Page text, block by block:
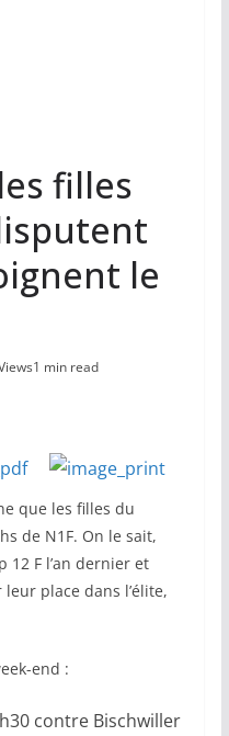
filles
le
1 min read
que les filles du
de N1F. On le sait,
12 F l’an dernier et
place dans l’élite,
end :
contre Bischwiller